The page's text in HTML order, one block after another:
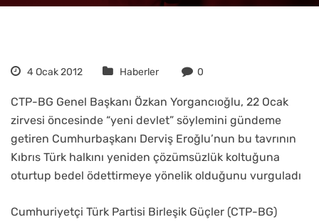
4 Ocak 2012 Haberler 0
CTP-BG Genel Başkanı Özkan Yorgancıoğlu, 22 Ocak
zirvesi öncesinde “yeni devlet” söylemini gündeme
getiren Cumhurbaşkanı Derviş Eroğlu’nun bu tavrının
Kıbrıs Türk halkını yeniden çözümsüzlük koltuğuna
oturtup bedel ödettirmeye yönelik olduğunu vurguladı
Cumhuriyetçi Türk Partisi Birleşik Güçler (CTP-BG)